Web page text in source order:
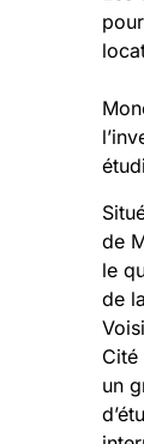
de
le
de
Cité
un